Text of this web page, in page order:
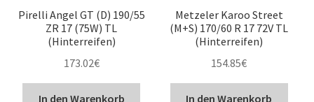
Pirelli Angel GT (D) 190/55
ZR 17 (75W) TL
(Hinterreifen)
173.02€
In den Warenkorb
Metzeler Karoo Street
(M+S) 170/60 R 17 72V TL
(Hinterreifen)
154.85€
In den Warenkorb